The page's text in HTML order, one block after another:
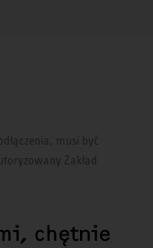
musi być
Zakład
chętnie